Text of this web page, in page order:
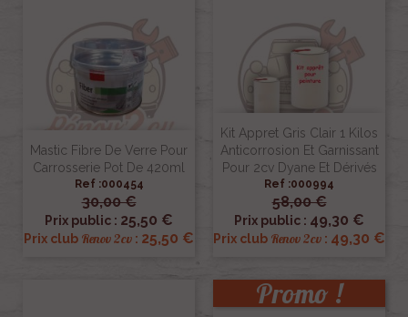
Mastic Fibre De Verre Pour
Carrosserie Pot De 420ml
Ref :000454
30,00 €
Prix public : 25,50 €
Prix club Renov 2cv : 25,50 €
Kit Appret Gris Clair 1 Kilos
Anticorrosion Et Garnissant
Pour 2cv Dyane Et Dérivés
Ref :000994
58,00 €
Prix public : 49,30 €
Prix club Renov 2cv : 49,30 €
Promo !